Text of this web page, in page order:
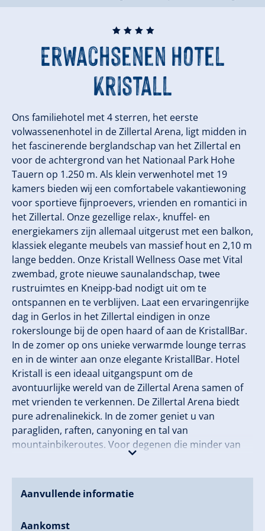
🞙 🞙 🞙 🞙
Erwachsenen Hotel
Kristall
Ons familiehotel met 4 sterren, het eerste
volwassenenhotel in de Zillertal Arena, ligt midden in
het fascinerende berglandschap van het Zillertal en
voor de achtergrond van het Nationaal Park Hohe
Tauern op 1.250 m. Als klein verwenhotel met 19
kamers bieden wij een comfortabele vakantiewoning
voor sportieve fijnproevers, vrienden en romantici in
het Zillertal. Onze gezellige relax-, knuffel- en
energiekamers zijn allemaal uitgerust met een balkon,
klassiek elegante meubels van massief hout en 2,10 m
lange bedden. Onze Kristall Wellness Oase met Vital
zwembad, grote nieuwe saunalandschap, twee
rustruimtes en Kneipp-bad nodigt uit om te
ontspannen en te verblijven. Laat een ervaringenrijke
dag in Gerlos in het Zillertal eindigen in onze
rokerslounge bij de open haard of aan de KristallBar.
In de zomer op ons unieke verwarmde lounge terras
en in de winter aan onze elegante KristallBar. Hotel
Kristall is een ideaal uitgangspunt om de
avontuurlijke wereld van de Zillertal Arena samen of
met vrienden te verkennen. De Zillertal Arena biedt
pure adrenalinekick. In de zomer geniet u van
paragliden, raften, canyoning en tal van
mountainbikeroutes. Voor degenen die minder van
adrenaline houden, biedt het Zillertal prachtige
van de Zillertaler Alpen. Uw winterdroom wordt bij
ons werkelijkheid. De Zillertal Arena, het grootste
Aanvullende informatie
Aankomst